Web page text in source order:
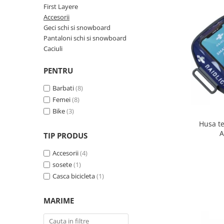
Incaltaminte
Pantaloni ski
Incaltaminte
Pantaloni ski
Mid Layere
First Layere
Accesorii
Geci schi si snowboard
Pantaloni schi si snowboard
Caciuli
PENTRU
Barbati(8)
Femei(8)
Bike(3)
TIP PRODUS
Accesorii(4)
sosete(1)
Casca bicicleta(1)
MARIME
Husa